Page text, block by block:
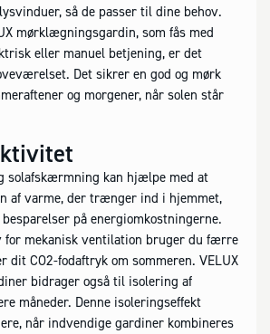
så de passer til dine behov.
mørklægningsgardin, som fås med
eller manuel betjening, er det
Det sikrer en god og mørk
og morgener, når solen står
solafskærmning kan hjælpe med at
af varme, der trænger ind i hjemmet,
på energiomkostningerne.
for mekanisk ventilation bruger du færre
dit CO2-fodaftryk om sommeren. VELUX
bidrager også til isolering af
måneder. Denne isoleringseffekt
når indvendige gardiner kombineres